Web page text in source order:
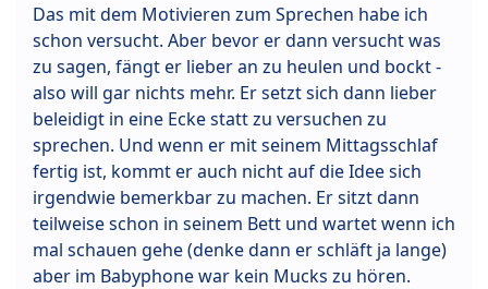
Das mit dem Motivieren zum Sprechen habe ich
schon versucht. Aber bevor er dann versucht was
zu sagen, fängt er lieber an zu heulen und bockt -
also will gar nichts mehr. Er setzt sich dann lieber
beleidigt in eine Ecke statt zu versuchen zu
sprechen. Und wenn er mit seinem Mittagsschlaf
fertig ist, kommt er auch nicht auf die Idee sich
irgendwie bemerkbar zu machen. Er sitzt dann
teilweise schon in seinem Bett und wartet wenn ich
mal schauen gehe (denke dann er schläft ja lange)
aber im Babyphone war kein Mucks zu hören.